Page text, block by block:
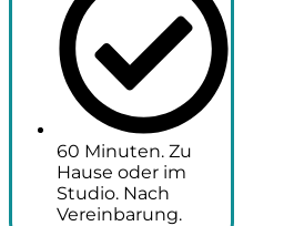
60 Minuten. Zu
Hause oder im
Studio. Nach
Vereinbarung.